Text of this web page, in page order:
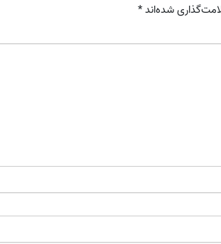
شده‌اند*